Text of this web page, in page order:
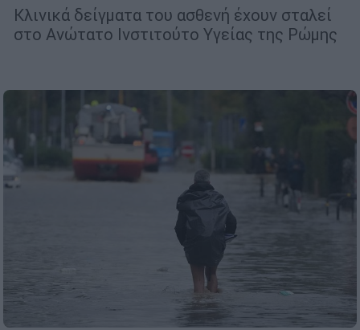
Κλινικά δείγματα του ασθενή έχουν σταλεί
στο Ανώτατο Ινστιτούτο Υγείας της Ρώμης